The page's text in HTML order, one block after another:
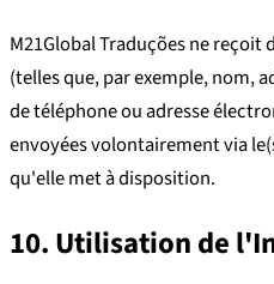
M21Global Traduções ne reçoit
(telles que, par exemple, nom,
de téléphone ou adresse
envoyées volontairement via
qu'elle met à disposition.
10. Utilisation de